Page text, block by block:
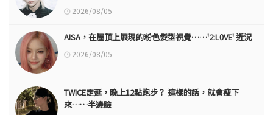
2026/08/05
AISA，在屋頂上展現的粉色髮型視覺……'2:L0VE' 近況
2026/08/05
TWICE定延，晚上12點跑步？ 這樣的話，就會瘦下
來……半邊臉